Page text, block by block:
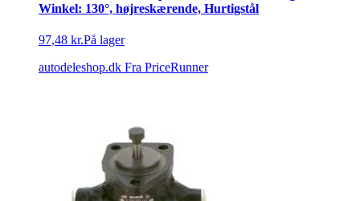
Winkel: 130°, højreskærende, Hurtigstål
97,48 kr.På lager
autodeleshop.dk Fra PriceRunner